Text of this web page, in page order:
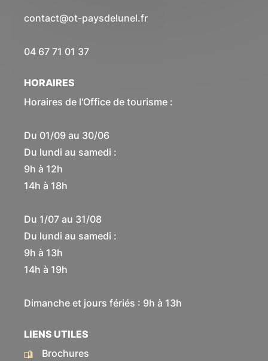
contact@ot-paysdelunel.fr
04 67 71 01 37
HORAIRES
Horaires de l'Office de tourisme :
Du 01/09 au 30/06
Du lundi au samedi :
9h à 12h
14h à 18h
Du 1/07 au 31/08
Du lundi au samedi :
9h à 13h
14h à 19h
Dimanche et jours fériés : 9h à 13h
LIENS UTILES
Brochures